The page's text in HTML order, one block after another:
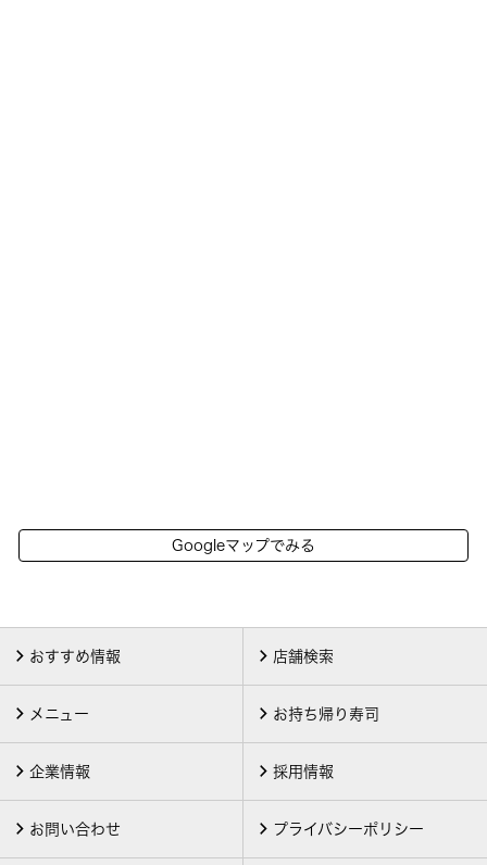
Googleマップでみる
おすすめ情報 店舗検索
メニュー お持ち帰り寿司
企業情報 採用情報
お問い合わせ プライバシーポリシー